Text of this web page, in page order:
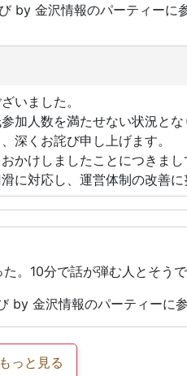
by 金沢情報のパーティーに参
いました。
加人数を満たせない状況と
深くお詫び申し上げます。
かけしましたことにつきまし
に対応し、運営体制の改善に
。10分で話が弾む人とそう
金沢情報のパーティーに参
っと見る